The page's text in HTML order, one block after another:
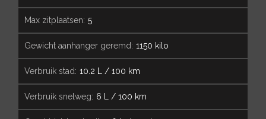
max zitplaatsen: 5
gewicht aanhanger geremd: 1150 kilo
verbruik stad: 10.2 L / 100 km
verbruik snelweg: 6 L / 100 km